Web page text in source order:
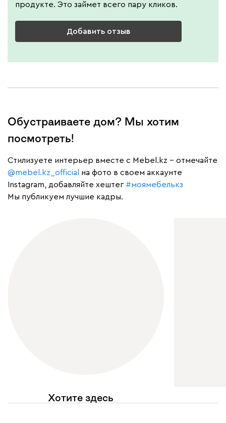
продукте. Это займет всего пару кликов.
Добавить отзыв
Обустраиваете дом? Мы хотим
посмотреть!
Cтилизуете интерьер вместе с Mebel.kz – отмечайте
@mebel.kz_official
на фото в своем аккаунте
Instagram, добавляйте хештег #моямебелькз
Мы публикуем лучшие кадры.
Хотите здесь